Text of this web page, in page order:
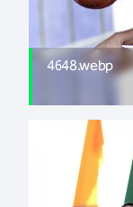
4648.webp